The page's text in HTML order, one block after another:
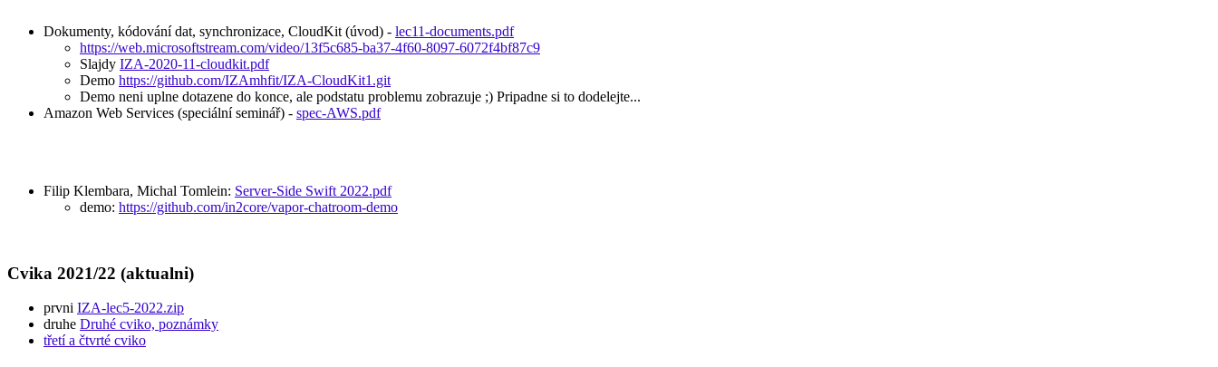
Dokumenty, kódování dat, synchronizace, CloudKit (úvod) - lec11-documents.pdf
https://web.microsoftstream.com/video/13f5c685-ba37-4f60-8097-6072f4bf87c9
Slajdy IZA-2020-11-cloudkit.pdf
Demo https://github.com/IZAmhfit/IZA-CloudKit1.git
Demo neni uplne dotazene do konce, ale podstatu problemu zobrazuje ;) Pripadne si to dodelejte...
Amazon Web Services (speciální seminář) - spec-AWS.pdf
Filip Klembara, Michal Tomlein: Server-Side Swift 2022.pdf
demo: https://github.com/in2core/vapor-chatroom-demo
Cvika 2021/22 (aktualni)
prvni IZA-lec5-2022.zip
druhe Druhé cviko, poznámky
třetí a čtvrté cviko